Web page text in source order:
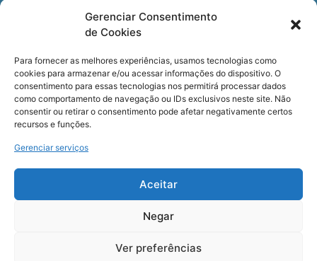
Gerenciar Consentimento
de Cookies
Para fornecer as melhores experiências, usamos tecnologias como
cookies para armazenar e/ou acessar informações do dispositivo. O
consentimento para essas tecnologias nos permitirá processar dados
como comportamento de navegação ou IDs exclusivos neste site. Não
consentir ou retirar o consentimento pode afetar negativamente certos
recursos e funções.
Gerenciar serviços
Aceitar
Negar
Ver preferências
Newsletter
especializadas, cursos e eventos?
Registre seu email.
Termos de usoe aPolítica de privacidade